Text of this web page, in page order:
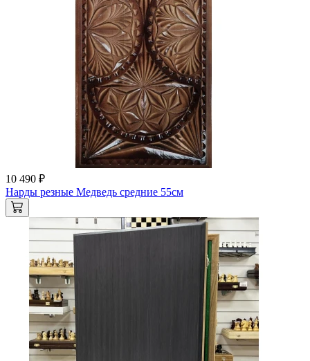
10 490 ₽
Нарды резные Медведь средние 55см